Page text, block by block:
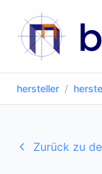
hersteller /
Zurück zu